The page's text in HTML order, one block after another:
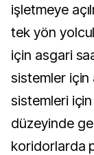
işletmeye
tek yön
için asgari
sistemler için
sistemleri
düzeyinde
koridorlarda